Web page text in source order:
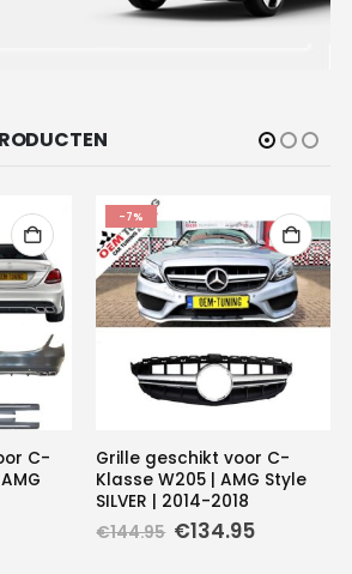
C-
-7%
Grille geschikt voor C-
Klasse W205 | AMG Style
SILVER | 2014-2018
€144.95 Oorspronkelijke
€134.95Huidige